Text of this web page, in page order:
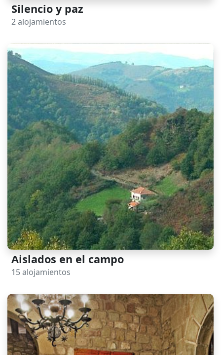
Silencio y paz
2 alojamientos
Aislados en el campo
15 alojamientos